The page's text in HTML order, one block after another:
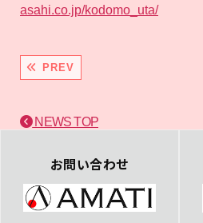
asahi.co.jp/kodomo_uta/
PREV
NEWS TOP
お問い合わせ